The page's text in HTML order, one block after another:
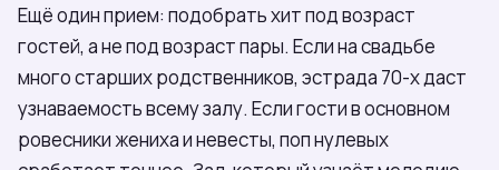
Ещё один прием: подобрать хит под возраст
гостей, а не под возраст пары. Если на свадьбе
много старших родственников, эстрада 70-х даст
узнаваемость всему залу. Если гости в основном
ровесники жениха и невесты, поп нулевых